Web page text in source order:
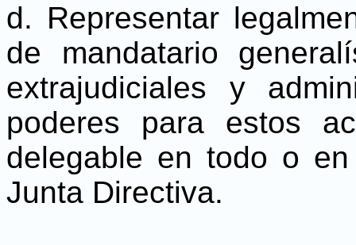
d. Representar
de mandatario
extrajudiciales y
poderes para estos
delegable en todo o
Junta Directiva.